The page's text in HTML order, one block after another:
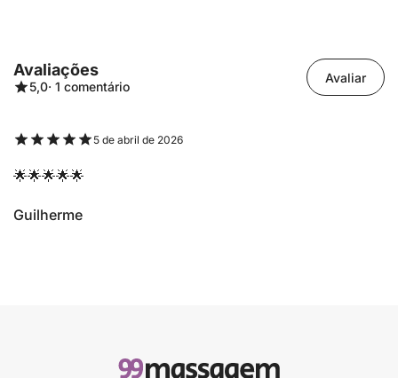
Avaliações
5,0· 1 comentário
Avaliar
5 de abril de 2026
🌟🌟🌟🌟🌟
Guilherme